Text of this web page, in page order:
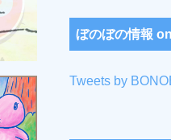
ぼのぼの情報
Tweets by